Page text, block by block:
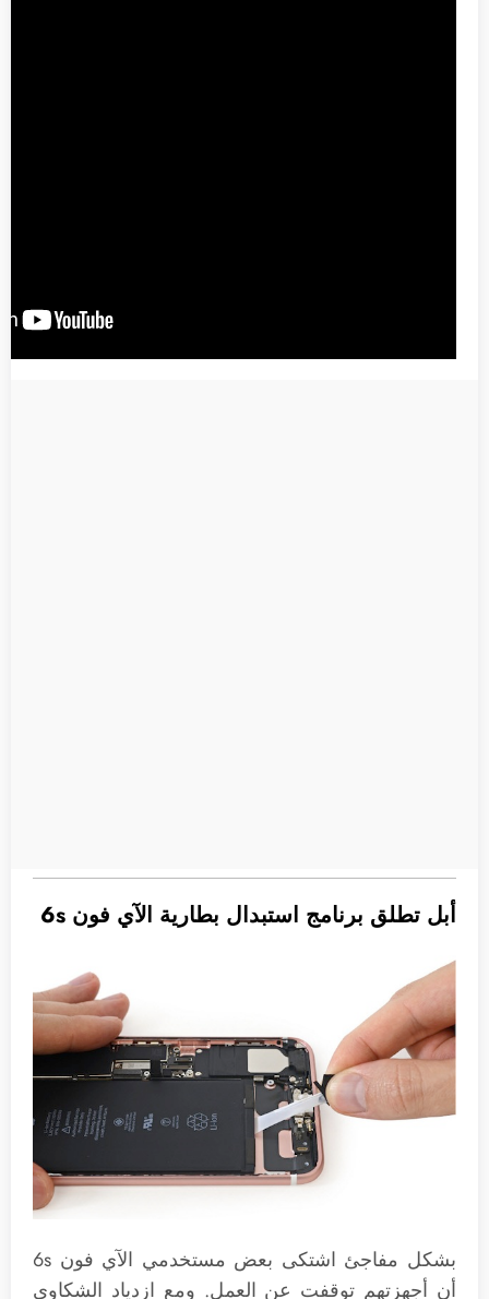
أبل تطلق برنامج استبدال بطارية الآي فون 6s
بشكل مفاجئ اشتكى بعض مستخدمي الآي فون 6s
أن أجهزتهم توقفت عن العمل. ومع ازدياد الشكاوى